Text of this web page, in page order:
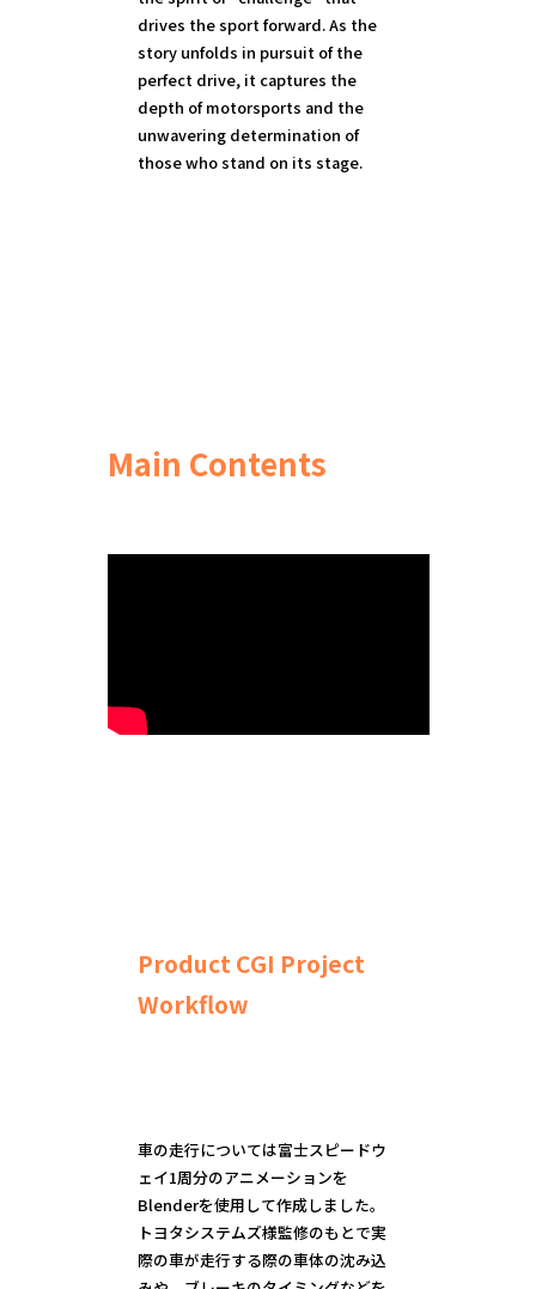
drives the sport forward. As the
story unfolds in pursuit of the
perfect drive, it captures the
depth of motorsports and the
unwavering determination of
those who stand on its stage.
Main Contents
Product CGI Project
Workflow
車の走行については富士スピードウ
ェイ1周分のアニメーションを
Blenderを使用して作成しました。
トヨタシステムズ様監修のもとで実
際の車が走行する際の車体の沈み込